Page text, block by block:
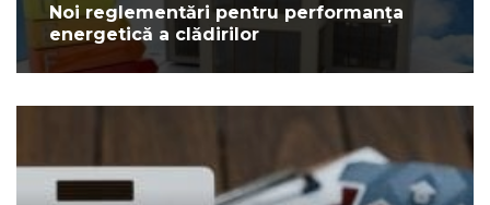
Noi reglementări pentru performanța
energetică a clădirilor